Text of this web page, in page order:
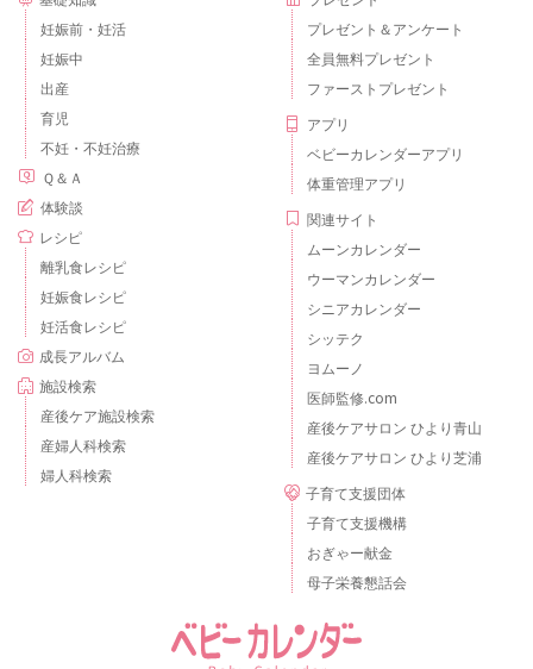
妊娠前・妊活
妊娠中
出産
育児
不妊・不妊治療
Ｑ＆Ａ
体験談
レシピ
離乳食レシピ
妊娠食レシピ
妊活食レシピ
成長アルバム
施設検索
産後ケア施設検索
産婦人科検索
婦人科検索
プレゼント＆アンケート
全員無料プレゼント
ファーストプレゼント
アプリ
ベビーカレンダーアプリ
体重管理アプリ
関連サイト
ムーンカレンダー
ウーマンカレンダー
シニアカレンダー
シッテク
ヨムーノ
医師監修.com
産後ケアサロン ひより青山
産後ケアサロン ひより芝浦
子育て支援団体
子育て支援機構
おぎゃー献金
母子栄養懇話会